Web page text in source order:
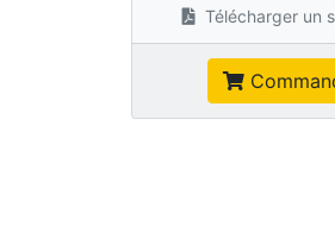
Télécharger un